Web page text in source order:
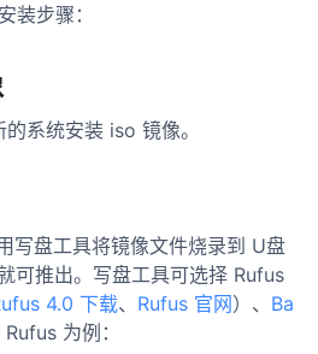
装步骤：
的系统安装 iso 镜像。
写盘工具将镜像文件烧录到 U盘
可推出。写盘工具可选择 Rufus
4.0 下载、 Rufus 官网）、 Ba
为例：